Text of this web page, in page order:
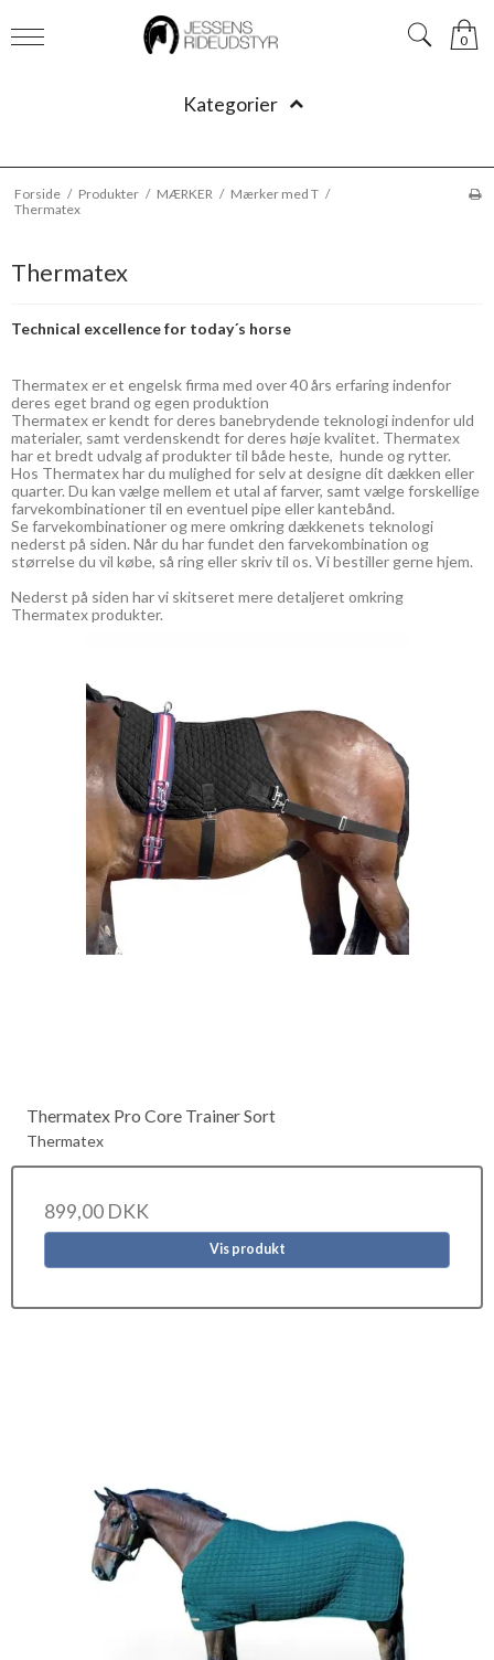
0
Kategorier
Forside / Produkter / MÆRKER / Mærker med T /
Thermatex
Thermatex
Technical excellence for today´s horse
Thermatex er et engelsk firma med over 40 års erfaring indenfor
deres eget brand og egen produktion
Thermatex er kendt for deres banebrydende teknologi indenfor uld
materialer, samt verdenskendt for deres høje kvalitet. Thermatex
har et bredt udvalg af produkter til både heste, hunde og rytter.
Hos Thermatex har du mulighed for selv at designe dit dækken eller
quarter. Du kan vælge mellem et utal af farver, samt vælge forskellige
farvekombinationer til en eventuel pipe eller kantebånd.
Se farvekombinationer og mere omkring dækkenets teknologi
nederst på siden. Når du har fundet den farvekombination og
størrelse du vil købe, så ring eller skriv til os. Vi bestiller gerne hjem.
Nederst på siden har vi skitseret mere detaljeret omkring
Thermatex produkter.
Thermatex Pro Core Trainer Sort
Thermatex
899,00 DKK
Vis produkt